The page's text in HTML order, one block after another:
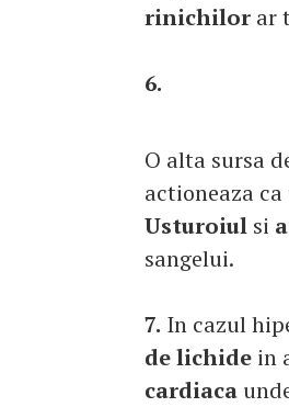
rinichilor ar
6.
O alta sursa
actioneaza ca
Usturoiul si
sangelui.
7. In cazul
de lichide in
cardiaca